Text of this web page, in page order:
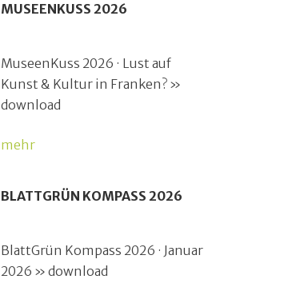
MUSEENKUSS 2026
MuseenKuss 2026 · Lust auf
Kunst & Kultur in Franken? »
download
mehr
BLATTGRÜN KOMPASS 2026
BlattGrün Kompass 2026 · Januar
2026 » download